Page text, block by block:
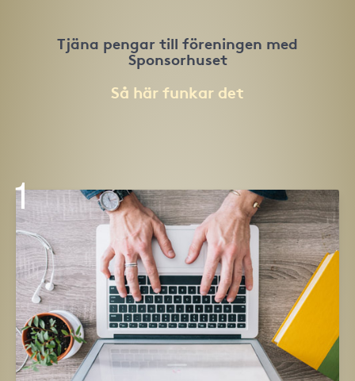
Tjäna pengar till föreningen med
Sponsorhuset
Så här funkar det
1